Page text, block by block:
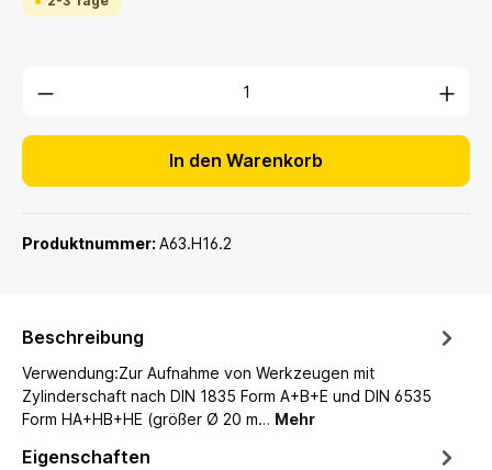
In den Warenkorb
Produktnummer: A63.H16.2
Beschreibung
Verwendung:Zur Aufnahme von Werkzeugen mit
Zylinderschaft nach DIN 1835 Form A+B+E und DIN 6535
Form HA+HB+HE (größer Ø 20 m… Mehr
Eigenschaften